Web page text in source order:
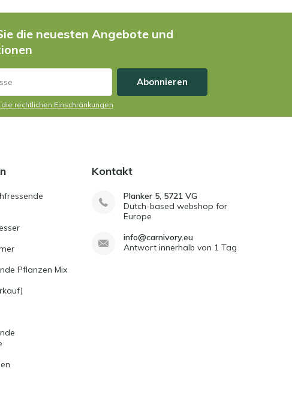
die neuesten Angebote und
Abonnieren
rechtlichen Einschränkungen
Pflanzen Mix
Kontakt
Planker 5, 5721 VG
Dutch-based webshop for
Europe
info@carnivory.eu
Antwort innerhalb von 1 Tag